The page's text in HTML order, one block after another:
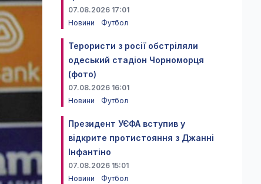
07.08.2026 17:01
Новини
Футбол
Терористи з росії обстріляли
одеський стадіон Чорноморця
(фото)
07.08.2026 16:01
Новини
Футбол
Президент УЄФА вступив у
відкрите протистояння з Джанні
Інфантіно
07.08.2026 15:01
Новини
Футбол